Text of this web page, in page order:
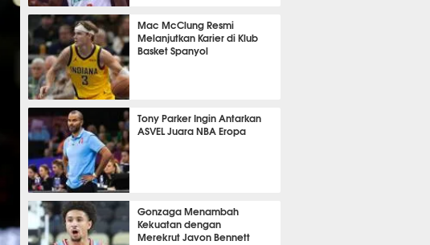
2 jam 15 menit lalu
Mac McClung Resmi
Melanjutkan Karier di Klub
Basket Spanyol
3 jam 10 menit lalu
Tony Parker Ingin Antarkan
ASVEL Juara NBA Eropa
4 jam 2 menit lalu
Gonzaga Menambah
Kekuatan dengan
Merekrut Javon Bennett